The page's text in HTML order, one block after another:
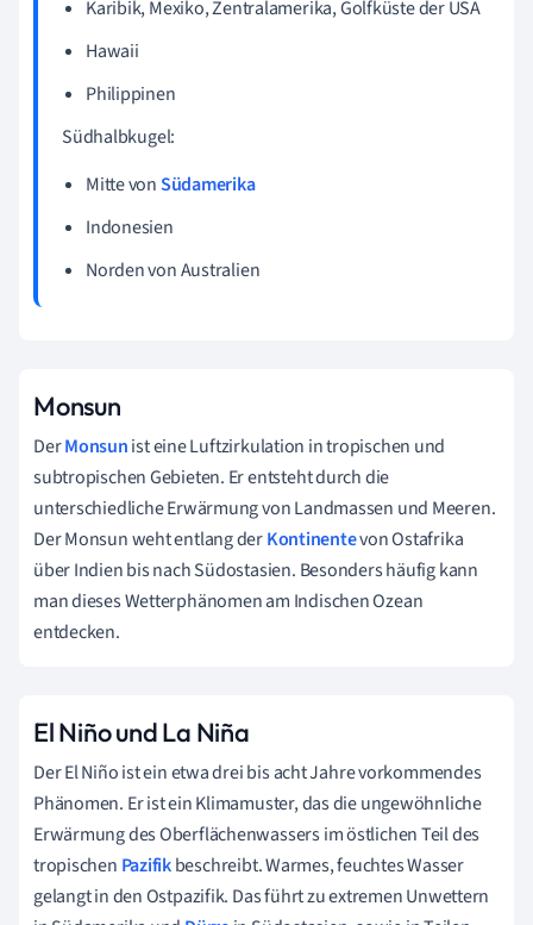
Karibik, Mexiko, Zentralamerika, Golfküste der USA
Hawaii
Philippinen
Südhalbkugel:
Mitte vonSüdamerika
Indonesien
Norden von Australien
Monsun
DerMonsunist eine Luftzirkulation in tropischen und
subtropischen Gebieten. Er entsteht durch die
unterschiedliche Erwärmung von Landmassen und Meeren.
Der Monsun weht entlang derKontinentevon Ostafrika
über Indien bis nach Südostasien. Besonders häufig kann
man dieses Wetterphänomen am Indischen Ozean
entdecken.
El Niño und La Niña
Der El Niño ist ein etwa drei bis acht Jahre vorkommendes
Phänomen. Er ist ein Klimamuster, das die ungewöhnliche
Erwärmung des Oberflächenwassers im östlichen Teil des
tropischen Pazifikbeschreibt. Warmes, feuchtes Wasser
gelangt in den Ostpazifik. Das führt zu extremen Unwettern